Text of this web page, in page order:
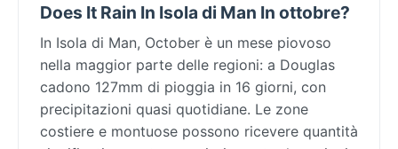
Does It Rain In Isola di Man In ottobre?
In Isola di Man, October è un mese piovoso
nella maggior parte delle regioni: a Douglas
cadono 127mm di pioggia in 16 giorni, con
precipitazioni quasi quotidiane. Le zone
costiere e montuose possono ricevere quantità